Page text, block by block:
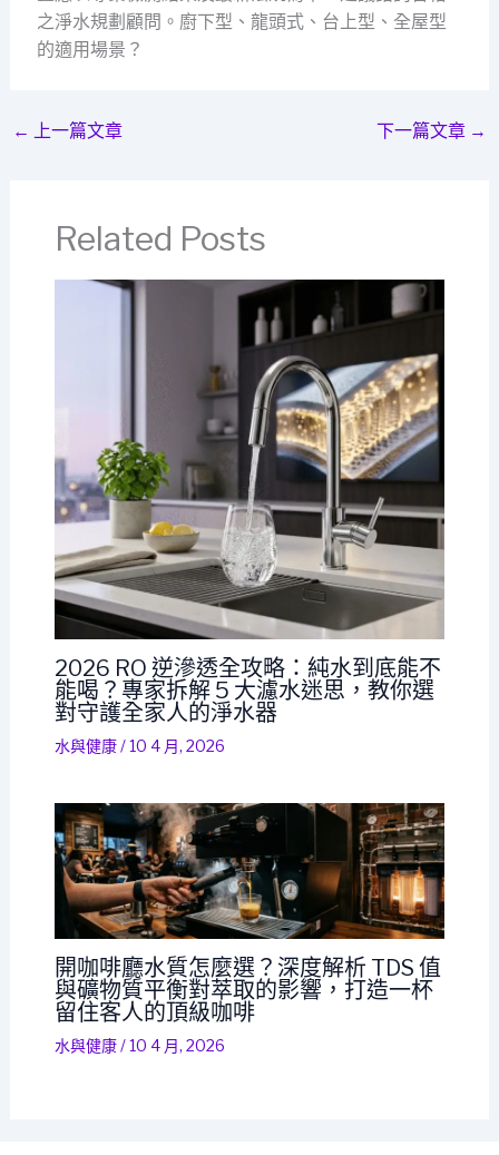
之淨水規劃顧問。廚下型、龍頭式、台上型、全屋型
的適用場景？
← 上一篇文章 下一篇文章 →
Related Posts
2026 RO 逆滲透全攻略：純水到底能不
能喝？專家拆解 5 大濾水迷思，教你選
對守護全家人的淨水器
水與健康/10 4 月, 2026
開咖啡廳水質怎麼選？深度解析 TDS 值
與礦物質平衡對萃取的影響，打造一杯
留住客人的頂級咖啡
水與健康/10 4 月, 2026